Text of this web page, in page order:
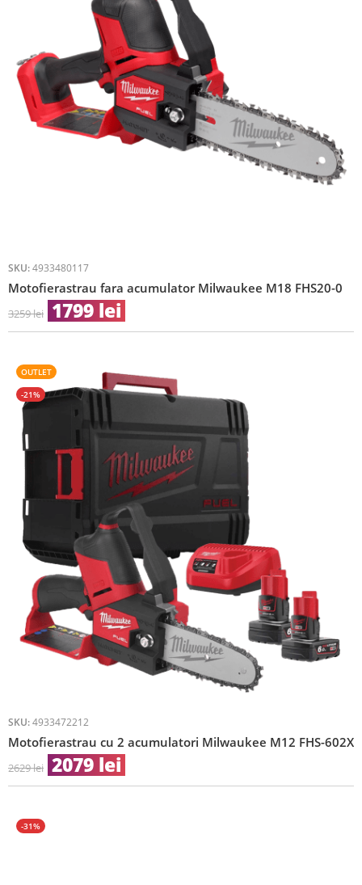
SKU: 4933480117
Motofierastrau fara acumulator Milwaukee M18 FHS20-0
3259lei 1799 lei
OUTLET
-21%
SKU: 4933472212
Motofierastrau cu 2 acumulatori Milwaukee M12 FHS-602X
2629lei 2079 lei
-31%